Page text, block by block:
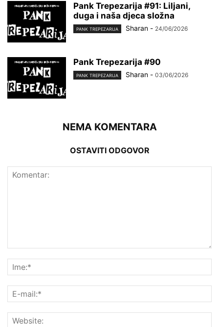
Pank Trepezarija #91: Liljani,
duga i naša djeca složna
PANK TREPEZARIJA Sharan - 24/06/2026
Pank Trepezarija #90
PANK TREPEZARIJA Sharan - 03/06/2026
NEMA KOMENTARA
OSTAVITI ODGOVOR